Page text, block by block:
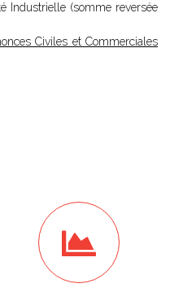
Industrielle (somme reversée
Civiles et Commerciales